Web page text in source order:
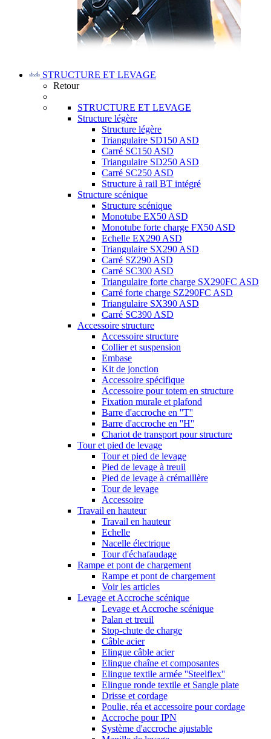
STRUCTURE ET LEVAGE
Retour
STRUCTURE ET LEVAGE
Structure légère
Structure légère
Triangulaire SD150 ASD
Carré SC150 ASD
Triangulaire SD250 ASD
Carré SC250 ASD
Structure à rail BT intégré
Structure scénique
Structure scénique
Monotube EX50 ASD
Monotube forte charge FX50 ASD
Echelle EX290 ASD
Triangulaire SX290 ASD
Carré SZ290 ASD
Carré SC300 ASD
Triangulaire forte charge SX290FC ASD
Carré forte charge SZ290FC ASD
Triangulaire SX390 ASD
Carré SC390 ASD
Accessoire structure
Accessoire structure
Collier et suspension
Embase
Kit de jonction
Accessoire spécifique
Accessoire pour totem en structure
Fixation murale et plafond
Barre d'accroche en ''T''
Barre d'accroche en ''H''
Chariot de transport pour structure
Tour et pied de levage
Tour et pied de levage
Pied de levage à treuil
Pied de levage à crémaillère
Tour de levage
Accessoire
Travail en hauteur
Travail en hauteur
Echelle
Nacelle électrique
Tour d'échafaudage
Rampe et pont de chargement
Rampe et pont de chargement
Voir les articles
Levage et Accroche scénique
Levage et Accroche scénique
Palan et treuil
Stop-chute de charge
Câble acier
Elingue câble acier
Elingue chaîne et composantes
Elingue textile armée ''Steelflex''
Elingue ronde textile et Sangle plate
Drisse et cordage
Poulie, réa et accessoire pour cordage
Accroche pour IPN
Système d'accroche ajustable